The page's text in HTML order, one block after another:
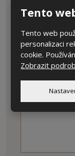
Text zprávy
Tento
Tento web
personalizaci
cookie.
Zobrazit